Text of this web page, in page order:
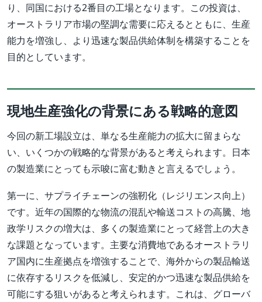
り、同国における2番目の工場となります。この投資は、
オーストラリア市場の堅調な需要に応えるとともに、生産
能力を増強し、より迅速な製品供給体制を構築することを
目的としています。
現地生産強化の背景にある戦略的意図
今回の新工場設立は、単なる生産能力の拡大に留まらな
い、いくつかの戦略的な背景があると考えられます。日本
の製造業にとっても示唆に富む動きと言えるでしょう。
第一に、サプライチェーンの強靭化（レジリエンス向上）
です。近年の国際的な物流の混乱や輸送コストの高騰、地
政学リスクの増大は、多くの製造業にとって経営上の大き
な課題となっています。主要な消費地であるオーストラリ
ア国内に生産拠点を増強することで、海外からの製品輸送
に依存するリスクを低減し、安定的かつ迅速な製品供給を
可能にする狙いがあると考えられます。これは、グローバ